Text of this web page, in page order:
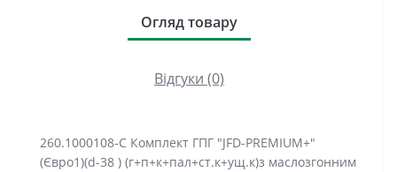
Огляд товару
Відгуки (0)
260.1000108-C Комплект ГПГ "JFD-PREMIUM+"
(Євро1)(d-38 ) (г+п+к+пал+ст.к+ущ.к)з маслозгонним